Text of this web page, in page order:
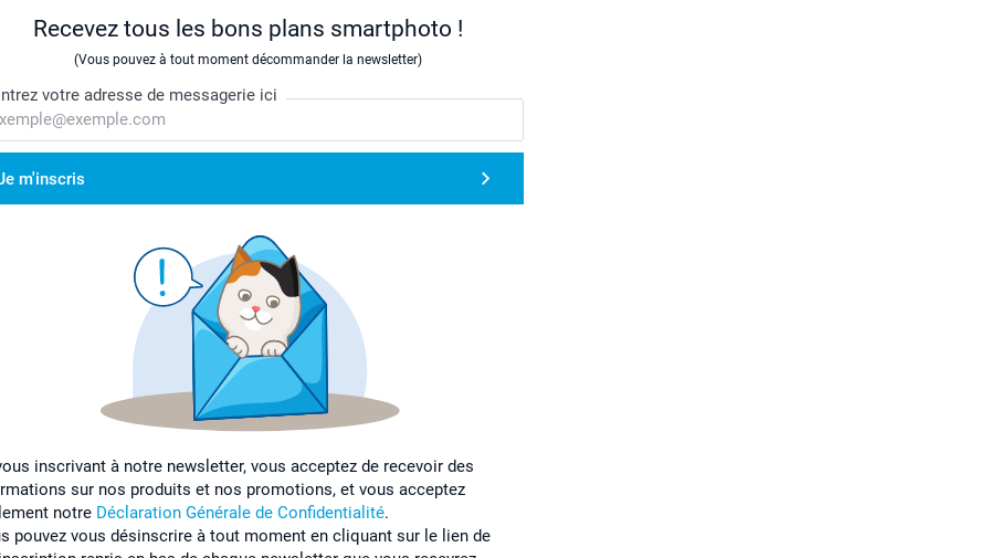
Recevez tous les bons plans smartphoto !
(Vous pouvez à tout moment décommander la newsletter)
votre adresse de messagerie ici
m'inscris
inscrivant à notre newsletter, vous acceptez de recevoir des
sur nos produits et nos promotions, et vous acceptez
notre Déclaration Générale de Confidentialité.
pouvez vous désinscrire à tout moment en cliquant sur le lien de